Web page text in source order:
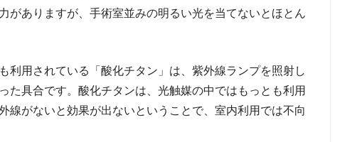
がありますが、手術室並みの明るい光を当てないとほとん
利用されている「酸化チタン」は、紫外線ランプを照射し
た具合です。酸化チタンは、光触媒の中ではもっとも利用
線がないと効果が出ないということで、室内利用では不向